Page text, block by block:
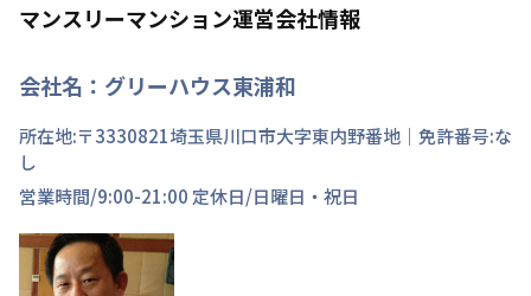
マンスリーマンション運営会社情報
会社名： グリーハウス東浦和
所在地:〒3330821埼玉県川口市大字東内野番地 ｜免許番号:な
し
営業時間/9:00-21:00 定休日/日曜日・祝日